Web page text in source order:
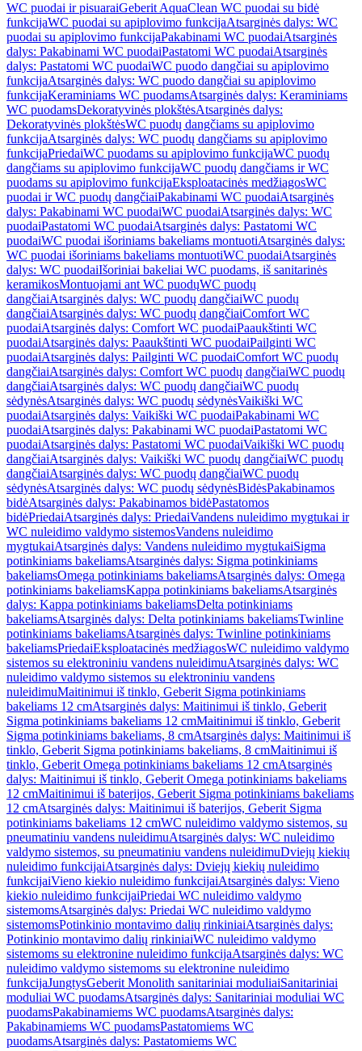
WC puodai ir pisuaraiGeberit AquaClean WC puodai su bidė
funkcijaWC puodai su apiplovimo funkcijaAtsarginės dalys: WC
puodai su apiplovimo funkcijaPakabinami WC puodaiAtsarginės
dalys: Pakabinami WC puodaiPastatomi WC puodaiAtsarginės
dalys: Pastatomi WC puodaiWC puodo dangčiai su apiplovimo
funkcijaAtsarginės dalys: WC puodo dangčiai su apiplovimo
funkcijaKeraminiams WC puodamsAtsarginės dalys: Keraminiams
WC puodamsDekoratyvinės plokštėsAtsarginės dalys:
Dekoratyvinės plokštėsWC puodų dangčiams su apiplovimo
funkcijaAtsarginės dalys: WC puodų dangčiams su apiplovimo
funkcijaPriedaiWC puodams su apiplovimo funkcijaWC puodų
dangčiams su apiplovimo funkcijaWC puodų dangčiams ir WC
puodams su apiplovimo funkcijaEksploatacinės medžiagosWC
puodai ir WC puodų dangčiaiPakabinami WC puodaiAtsarginės
dalys: Pakabinami WC puodaiWC puodaiAtsarginės dalys: WC
puodaiPastatomi WC puodaiAtsarginės dalys: Pastatomi WC
puodaiWC puodai išoriniams bakeliams montuotiAtsarginės dalys:
WC puodai išoriniams bakeliams montuotiWC puodaiAtsarginės
dalys: WC puodaiIšoriniai bakeliai WC puodams, iš sanitarinės
keramikosMontuojami ant WC puodųWC puodų
dangčiaiAtsarginės dalys: WC puodų dangčiaiWC puodų
dangčiaiAtsarginės dalys: WC puodų dangčiaiComfort WC
puodaiAtsarginės dalys: Comfort WC puodaiPaaukštinti WC
puodaiAtsarginės dalys: Paaukštinti WC puodaiPailginti WC
puodaiAtsarginės dalys: Pailginti WC puodaiComfort WC puodų
dangčiaiAtsarginės dalys: Comfort WC puodų dangčiaiWC puodų
dangčiaiAtsarginės dalys: WC puodų dangčiaiWC puodų
sėdynėsAtsarginės dalys: WC puodų sėdynėsVaikiški WC
puodaiAtsarginės dalys: Vaikiški WC puodaiPakabinami WC
puodaiAtsarginės dalys: Pakabinami WC puodaiPastatomi WC
puodaiAtsarginės dalys: Pastatomi WC puodaiVaikiški WC puodų
dangčiaiAtsarginės dalys: Vaikiški WC puodų dangčiaiWC puodų
dangčiaiAtsarginės dalys: WC puodų dangčiaiWC puodų
sėdynėsAtsarginės dalys: WC puodų sėdynėsBidėsPakabinamos
bidėAtsarginės dalys: Pakabinamos bidėPastatomos
bidėPriedaiAtsarginės dalys: PriedaiVandens nuleidimo mygtukai ir
WC nuleidimo valdymo sistemosVandens nuleidimo
mygtukaiAtsarginės dalys: Vandens nuleidimo mygtukaiSigma
potinkiniams bakeliamsAtsarginės dalys: Sigma potinkiniams
bakeliamsOmega potinkiniams bakeliamsAtsarginės dalys: Omega
potinkiniams bakeliamsKappa potinkiniams bakeliamsAtsarginės
dalys: Kappa potinkiniams bakeliamsDelta potinkiniams
bakeliamsAtsarginės dalys: Delta potinkiniams bakeliamsTwinline
potinkiniams bakeliamsAtsarginės dalys: Twinline potinkiniams
bakeliamsPriedaiEksploatacinės medžiagosWC nuleidimo valdymo
sistemos su elektroniniu vandens nuleidimuAtsarginės dalys: WC
nuleidimo valdymo sistemos su elektroniniu vandens
nuleidimuMaitinimui iš tinklo, Geberit Sigma potinkiniams
bakeliams 12 cmAtsarginės dalys: Maitinimui iš tinklo, Geberit
Sigma potinkiniams bakeliams 12 cmMaitinimui iš tinklo, Geberit
Sigma potinkiniams bakeliams, 8 cmAtsarginės dalys: Maitinimui iš
tinklo, Geberit Sigma potinkiniams bakeliams, 8 cmMaitinimui iš
tinklo, Geberit Omega potinkiniams bakeliams 12 cmAtsarginės
dalys: Maitinimui iš tinklo, Geberit Omega potinkiniams bakeliams
12 cmMaitinimui iš baterijos, Geberit Sigma potinkiniams bakeliams
12 cmAtsarginės dalys: Maitinimui iš baterijos, Geberit Sigma
potinkiniams bakeliams 12 cmWC nuleidimo valdymo sistemos, su
pneumatiniu vandens nuleidimuAtsarginės dalys: WC nuleidimo
valdymo sistemos, su pneumatiniu vandens nuleidimuDviejų kiekių
nuleidimo funkcijaiAtsarginės dalys: Dviejų kiekių nuleidimo
funkcijaiVieno kiekio nuleidimo funkcijaiAtsarginės dalys: Vieno
kiekio nuleidimo funkcijaiPriedai WC nuleidimo valdymo
sistemomsAtsarginės dalys: Priedai WC nuleidimo valdymo
sistemomsPotinkinio montavimo dalių rinkiniaiAtsarginės dalys:
Potinkinio montavimo dalių rinkiniaiWC nuleidimo valdymo
sistemoms su elektronine nuleidimo funkcijaAtsarginės dalys: WC
nuleidimo valdymo sistemoms su elektronine nuleidimo
funkcijaJungtysGeberit Monolith sanitariniai moduliaiSanitariniai
moduliai WC puodamsAtsarginės dalys: Sanitariniai moduliai WC
puodamsPakabinamiems WC puodamsAtsarginės dalys:
Pakabinamiems WC puodamsPastatomiems WC
puodamsAtsarginės dalys: Pastatomiems WC